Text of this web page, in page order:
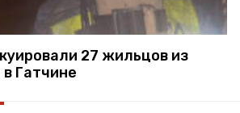
27 жильцов из
Гатчине